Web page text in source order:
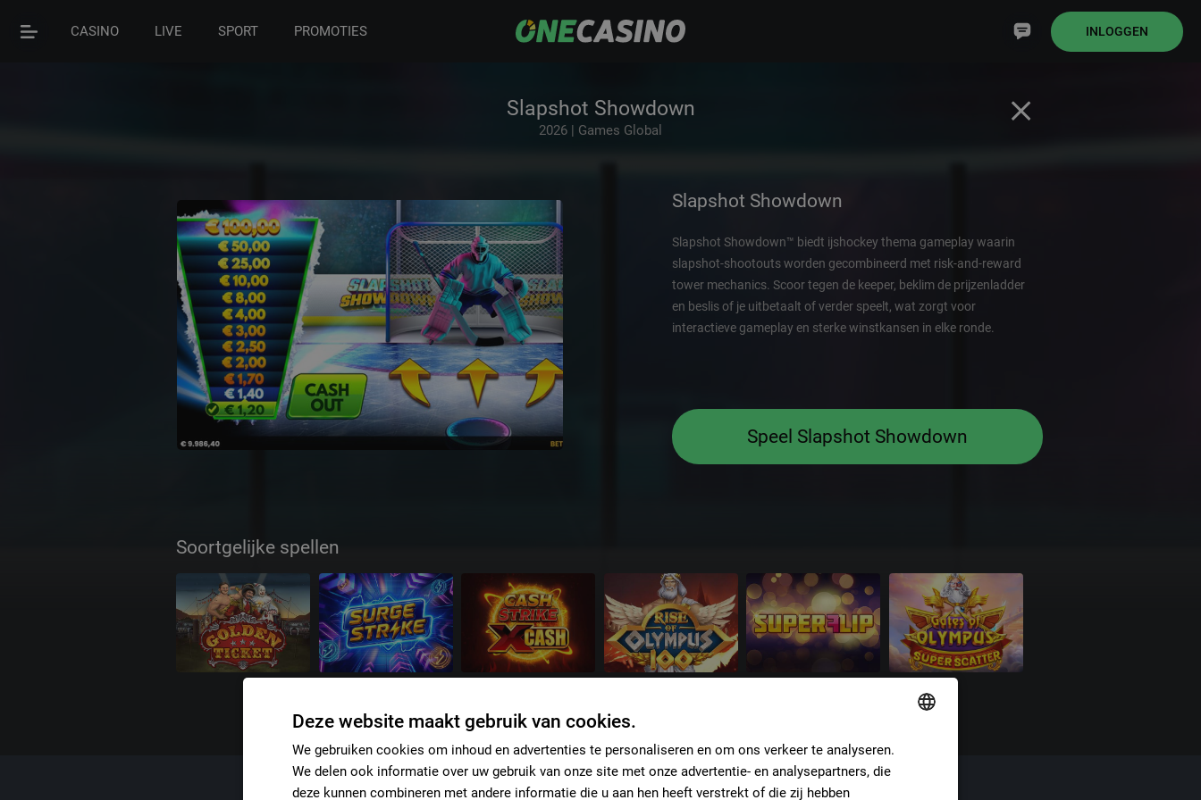
INLOGGEN
CASINO LIVE SPORT PROMOTIES
Slapshot Showdown
2026 | Games Global
Speel Slapshot Showdown
Slapshot Showdown
Slapshot Showdown™ biedt ijshockey thema gameplay waarin
slapshot-shootouts worden gecombineerd met risk-and-reward
tower mechanics. Scoor tegen de keeper, beklim de prijzenladder
en beslis of je uitbetaalt of verder speelt, wat zorgt voor
interactieve gameplay en sterke winstkansen in elke ronde.
Soortgelijke spellen
Nederland Danmark España International
ENGLISH
DUTCH
Deze website maakt gebruik van cookies.
We gebruiken cookies om inhoud en advertenties te personaliseren en om ons verkeer te analyseren.
We delen ook informatie over uw gebruik van onze site met onze advertentie- en analysepartners, die
deze kunnen combineren met andere informatie die u aan hen heeft verstrekt of die zij hebben